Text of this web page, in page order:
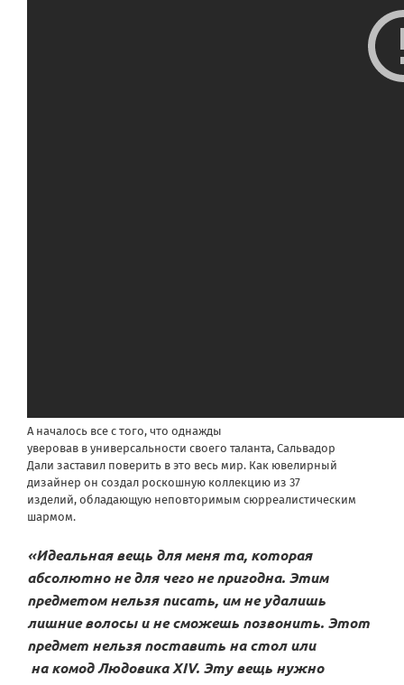
А началось все с того, что однажды
уверовав в универсальности своего таланта, Сальвадор
Дали заставил поверить в это весь мир. Как ювелирный
дизайнер он создал роскошную коллекцию из 37
изделий, обладающую неповторимым сюрреалистическим
шармом.
«Идеальная вещь для меня та, которая
абсолютно не для чего не пригодна. Этим
предметом нельзя писать, им не удалишь
лишние волосы и не сможешь позвонить. Этот
предмет нельзя поставить на стол или
на комод Людовика XIV. Эту вещь нужно